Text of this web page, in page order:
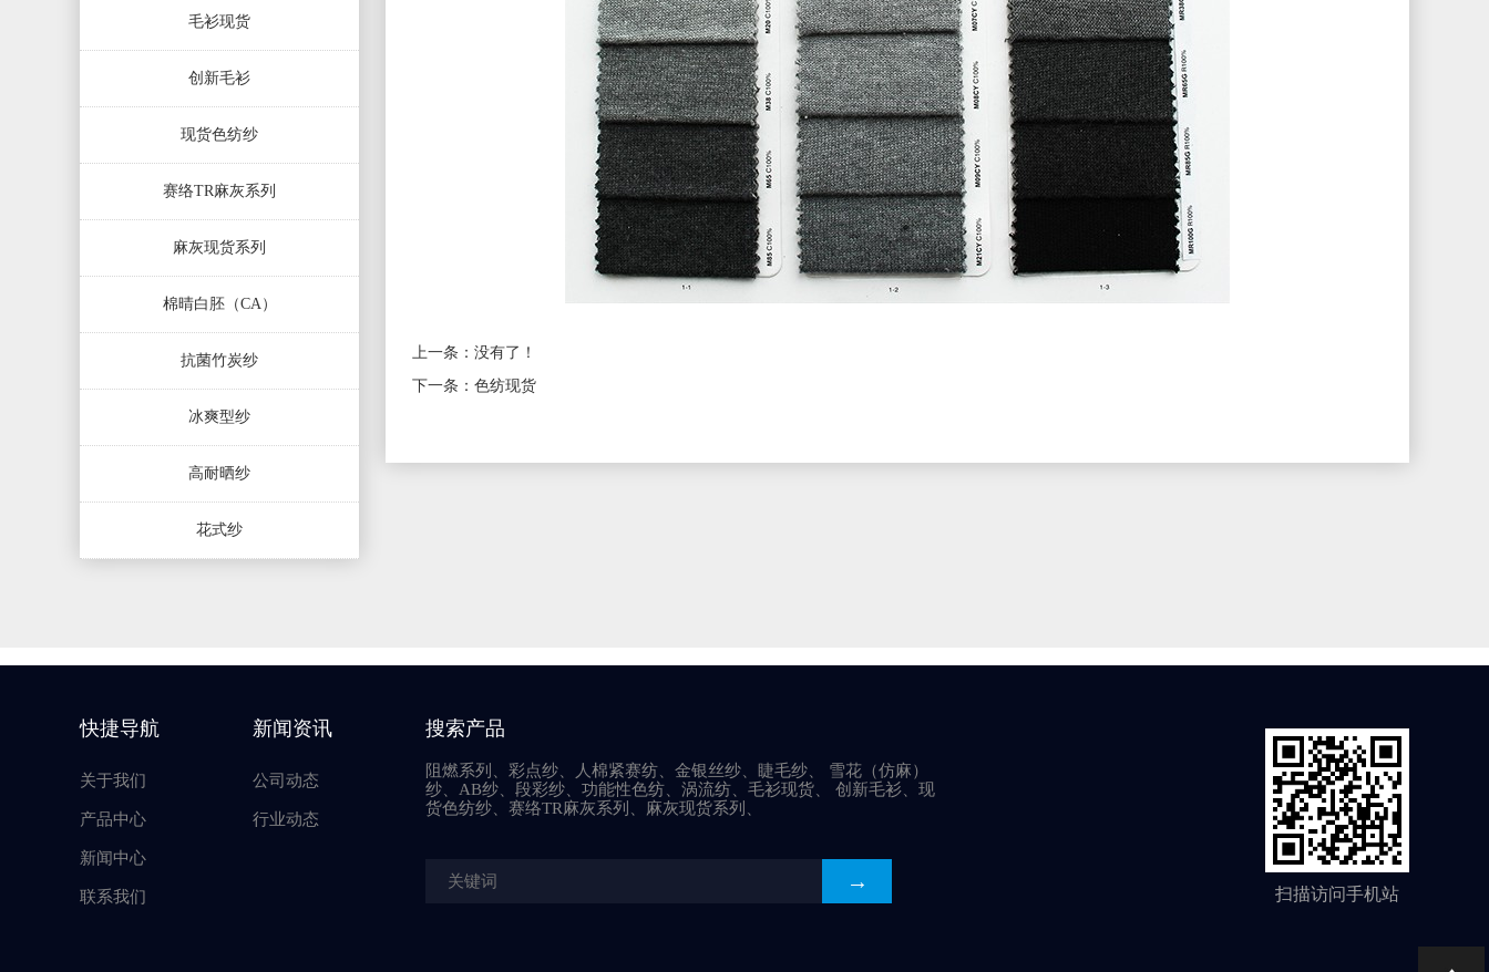
毛衫现货
创新毛衫
现货色纺纱
赛络TR麻灰系列
麻灰现货系列
棉晴白胚（CA）
抗菌竹炭纱
冰爽型纱
高耐晒纱
花式纱
上一条：没有了！
下一条： 色纺现货
快捷导航
关于我们
产品中心
新闻中心
联系我们
新闻资讯
公司动态
行业动态
搜索产品
阻燃系列、彩点纱、人棉紧赛纺、金银丝纱、睫毛纱、 雪花（仿麻）
纱、AB纱、段彩纱、功能性色纺、涡流纺、毛衫现货、 创新毛衫、现
货色纺纱、赛络TR麻灰系列、麻灰现货系列、
扫描访问手机站